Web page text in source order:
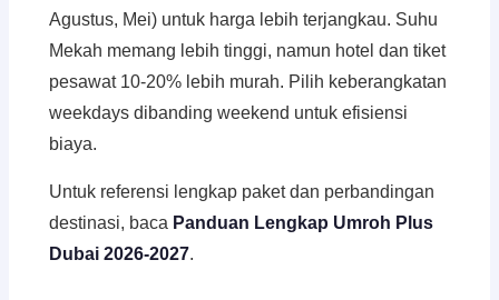
Agustus, Mei) untuk harga lebih terjangkau. Suhu
Mekah memang lebih tinggi, namun hotel dan tiket
pesawat 10-20% lebih murah. Pilih keberangkatan
weekdays dibanding weekend untuk efisiensi
biaya.
Untuk referensi lengkap paket dan perbandingan
destinasi, baca Panduan Lengkap Umroh Plus
Dubai 2026-2027.